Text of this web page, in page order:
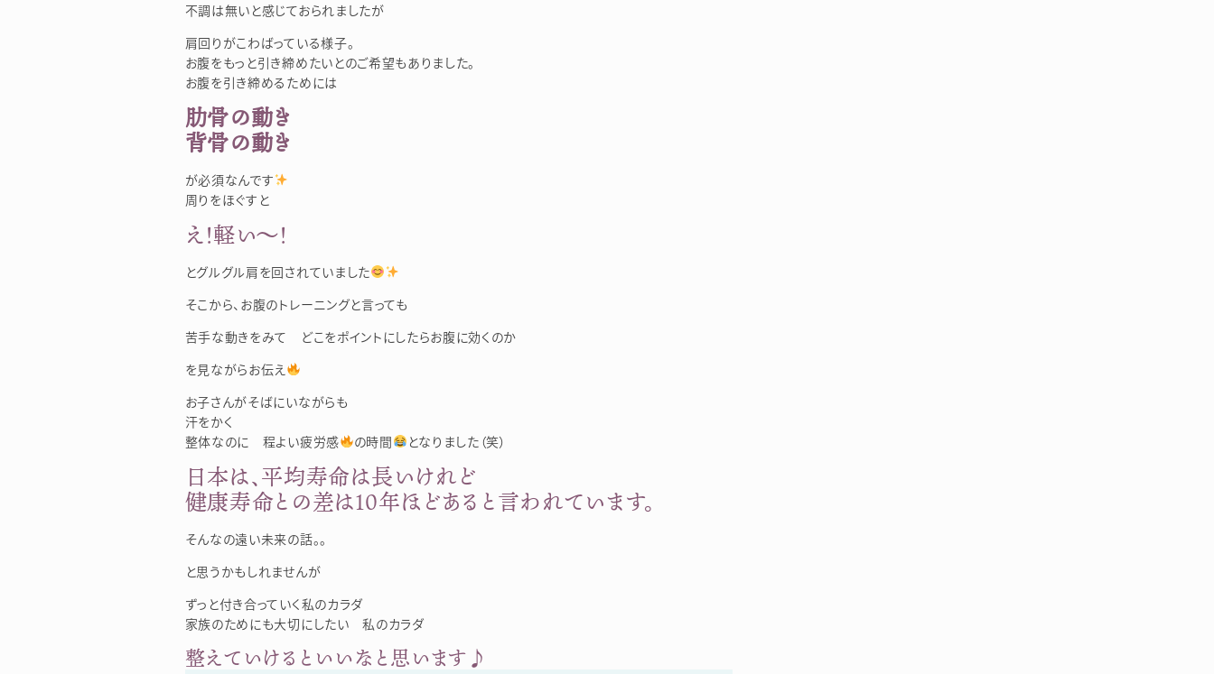
不調は無いと感じておられましたが
肩回りがこわばっている様子。
お腹をもっと引き締めたいとのご希望もありました。
お腹を引き締めるためには
肋骨の動き
背骨の動き
が必須なんです
周りをほぐすと
え！軽い～！
とグルグル肩を回されていました
そこから、お腹のトレーニングと言っても
苦手な動きをみて どこをポイントにしたらお腹に効くのか
を見ながらお伝え
お子さんがそばにいながらも
汗をかく
整体なのに 程よい疲労感
の時間 となりました（笑）
日本は、平均寿命は長いけれど
健康寿命との差は１０年ほどあると言われています。
そんなの遠い未来の話。。
と思うかもしれませんが
ずっと付き合っていく私のカラダ
家族のためにも大切にしたい 私のカラダ
整えていけるといいなと思います♪